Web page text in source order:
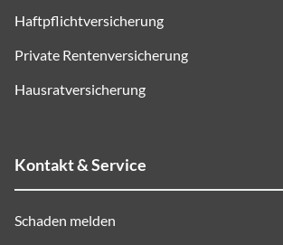
Haftpflichtversicherung
Private Rentenversicherung
Hausratversicherung
Kontakt & Service
Schaden melden